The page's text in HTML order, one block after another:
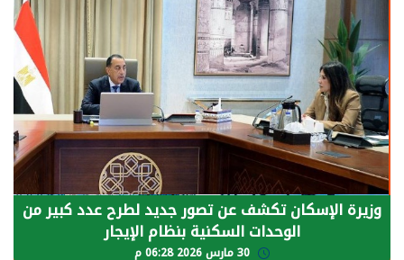
الرئيس السيسي: توقف الأنشطة في قطاع الطاقة
يحتاج إلى سنوات لعودة معدلات الإنتاج الطبيعية